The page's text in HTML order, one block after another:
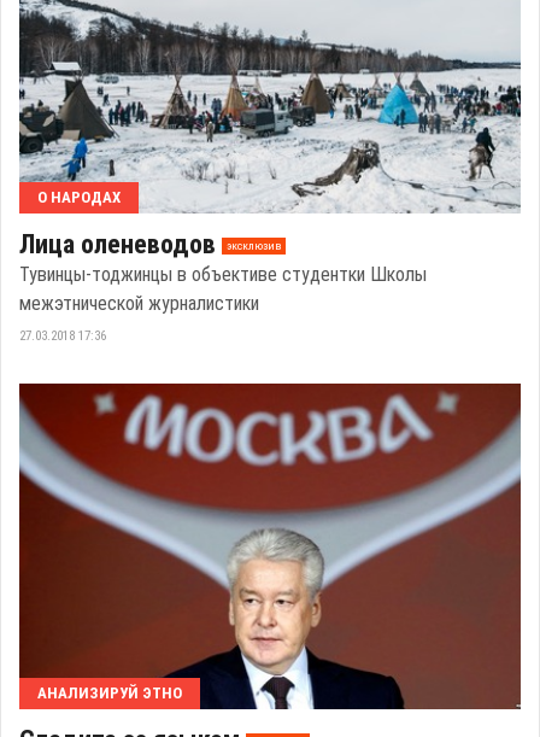
О НАРОДАХ
Лица оленеводов эксклюзив
Тувинцы-тоджинцы в объективе студентки Школы
межэтнической журналистики
27.03.2018 17:36
АНАЛИЗИРУЙ ЭТНО